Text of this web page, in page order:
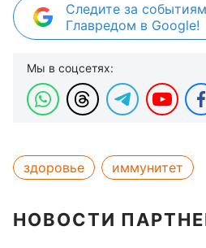
Следите за
Главредом в Google!
Мы в соцсетях:
здоровье иммунитет
НОВОСТИ